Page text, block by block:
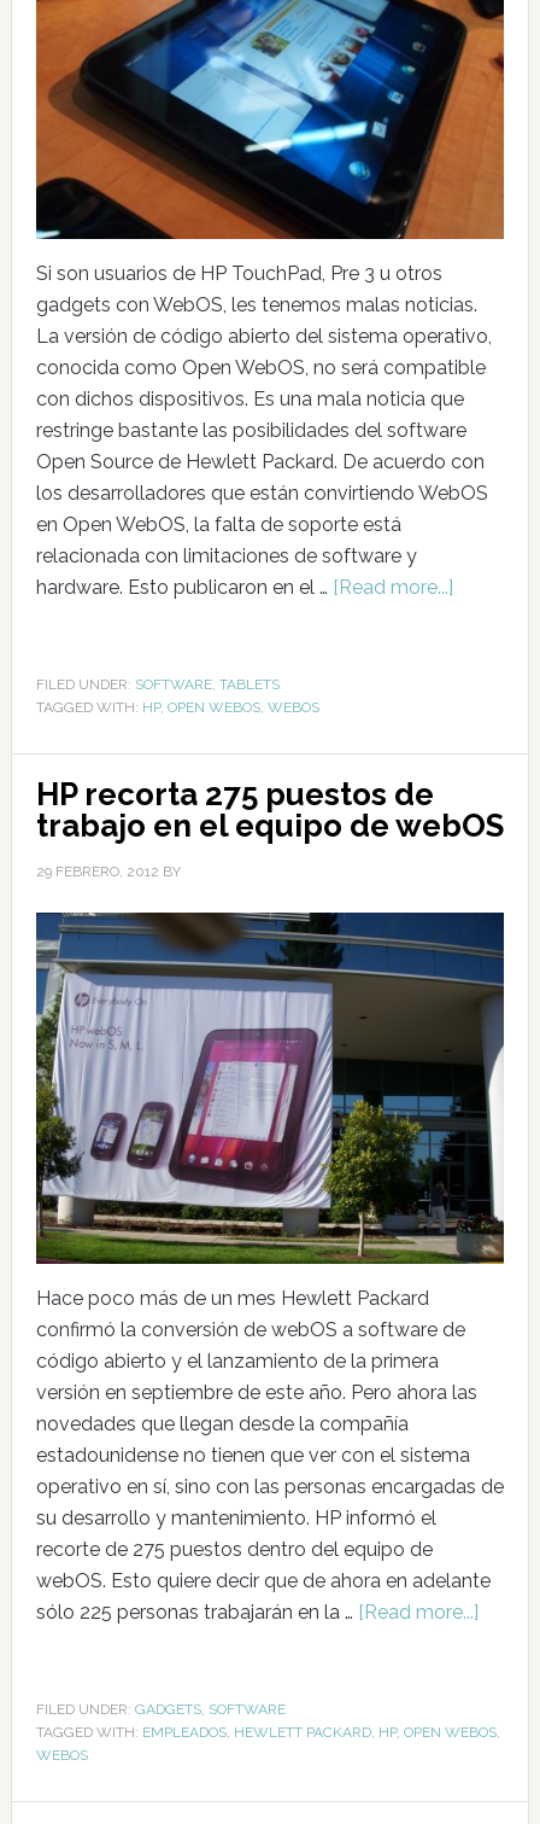
Si son usuarios de HP TouchPad, Pre 3 u otros
gadgets con WebOS, les tenemos malas noticias.
La versión de código abierto del sistema operativo,
conocida como Open WebOS, no será compatible
con dichos dispositivos. Es una mala noticia que
restringe bastante las posibilidades del software
Open Source de Hewlett Packard. De acuerdo con
los desarrolladores que están convirtiendo WebOS
en Open WebOS, la falta de soporte está
relacionada con limitaciones de software y
hardware. Esto publicaron en el … [Read more...]
FILED UNDER: SOFTWARE, TABLETS
TAGGED WITH: HP, OPEN WEBOS, WEBOS
HP recorta 275 puestos de
trabajo en el equipo de webOS
29 FEBRERO, 2012 BY
Hace poco más de un mes Hewlett Packard
confirmó la conversión de webOS a software de
código abierto y el lanzamiento de la primera
versión en septiembre de este año. Pero ahora las
novedades que llegan desde la compañía
estadounidense no tienen que ver con el sistema
operativo en sí, sino con las personas encargadas de
su desarrollo y mantenimiento. HP informó el
recorte de 275 puestos dentro del equipo de
webOS. Esto quiere decir que de ahora en adelante
sólo 225 personas trabajarán en la … [Read more...]
FILED UNDER: GADGETS, SOFTWARE
TAGGED WITH: EMPLEADOS, HEWLETT PACKARD, HP, OPEN WEBOS,
WEBOS